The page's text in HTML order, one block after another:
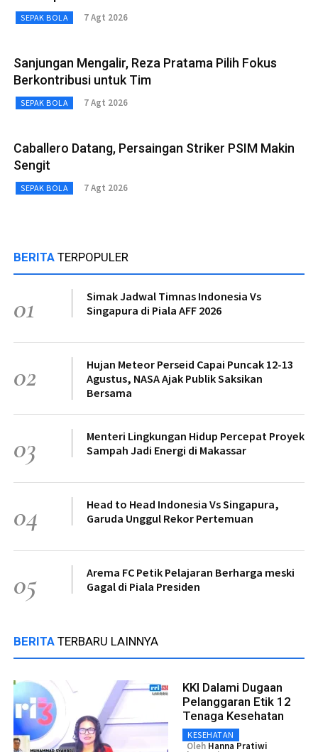
SEPAK BOLA 7 Agt 2026
Sanjungan Mengalir, Reza Pratama Pilih Fokus
Berkontribusi untuk Tim
SEPAK BOLA 7 Agt 2026
Caballero Datang, Persaingan Striker PSIM Makin
Sengit
SEPAK BOLA 7 Agt 2026
BERITA TERPOPULER
01
Simak Jadwal Timnas Indonesia Vs
Singapura di Piala AFF 2026
02
Hujan Meteor Perseid Capai Puncak 12-13
Agustus, NASA Ajak Publik Saksikan
Bersama
03
Menteri Lingkungan Hidup Percepat Proyek
Sampah Jadi Energi di Makassar
04
Head to Head Indonesia Vs Singapura,
Garuda Unggul Rekor Pertemuan
05
Arema FC Petik Pelajaran Berharga meski
Gagal di Piala Presiden
BERITA TERBARU LAINNYA
KKI Dalami Dugaan
Pelanggaran Etik 12
Tenaga Kesehatan
KESEHATAN
Oleh Hanna Pratiwi